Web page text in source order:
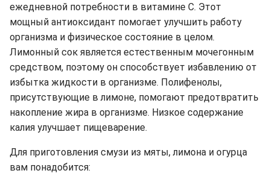
ежедневной потребности в витамине C. Этот
мощный антиоксидант помогает улучшить работу
организма и физическое состояние в целом.
Лимонный сок является естественным мочегонным
средством, поэтому он способствует избавлению от
избытка жидкости в организме. Полифенолы,
присутствующие в лимоне, помогают предотвратить
накопление жира в организме. Низкое содержание
калия улучшает пищеварение.
Для приготовления смузи из мяты, лимона и огурца
вам понадобится: